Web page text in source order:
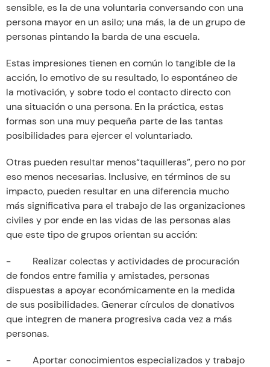
sensible, es la de una voluntaria conversando con una
persona mayor en un asilo; una más, la de un grupo de
personas pintando la barda de una escuela.
Estas impresiones tienen en común lo tangible de la
acción, lo emotivo de su resultado, lo espontáneo de
la motivación, y sobre todo el contacto directo con
una situación o una persona. En la práctica, estas
formas son una muy pequeña parte de las tantas
posibilidades para ejercer el voluntariado.
Otras pueden resultar menos“taquilleras”, pero no por
eso menos necesarias. Inclusive, en términos de su
impacto, pueden resultar en una diferencia mucho
más significativa para el trabajo de las organizaciones
civiles y por ende en las vidas de las personas alas
que este tipo de grupos orientan su acción:
- Realizar colectas y actividades de procuración
de fondos entre familia y amistades, personas
dispuestas a apoyar económicamente en la medida
de sus posibilidades. Generar círculos de donativos
que integren de manera progresiva cada vez a más
personas.
- Aportar conocimientos especializados y trabajo